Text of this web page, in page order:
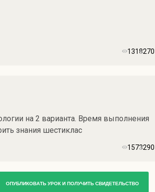
1318270
на 2 варианта. Время выполнения
знания шестиклас
1573290
ОПУБЛИКОВАТЬ УРОК И ПОЛУЧИТЬ СВИДЕТЕЛЬСТВО